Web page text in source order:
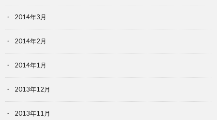
2014年3月
2014年2月
2014年1月
2013年12月
2013年11月